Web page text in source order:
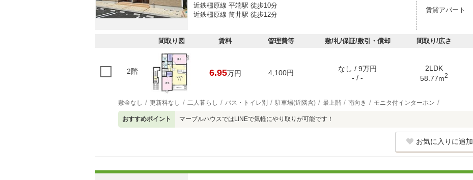
近鉄橿原線 平端駅 徒歩10分
近鉄橿原線 筒井駅 徒歩12分
賃貸アパート
間取り図 賃料 管理費等 敷/礼/保証/敷引・償却 間取り/広さ
2階 6.95万円 4,100円
なし / 9万円
- / -
2LDK
58.77m2
敷金なし 更新料なし 二人暮らし バス・トイレ別 駐車場(近隣含) 最上階 南向き モニタ付インターホン
おすすめポイント マーブルハウスではLINEで気軽にやり取りが可能です！
お気に入りに追加